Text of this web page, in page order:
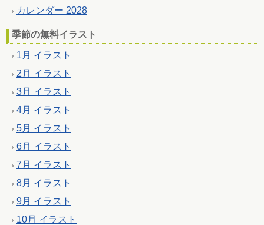
カレンダー 2028
季節の無料イラスト
1月 イラスト
2月 イラスト
3月 イラスト
4月 イラスト
5月 イラスト
6月 イラスト
7月 イラスト
8月 イラスト
9月 イラスト
10月 イラスト